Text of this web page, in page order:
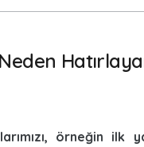
Neden
örneğin